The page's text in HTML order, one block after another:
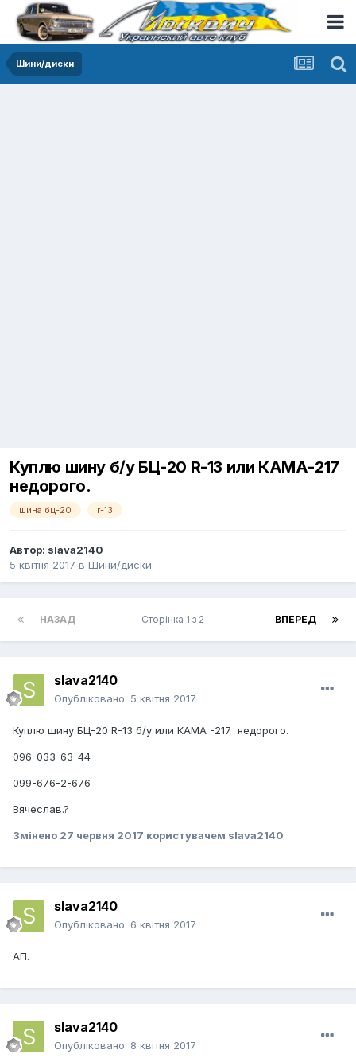
Шини/диски
Куплю шину б/у БЦ-20 R-13 или КАМА-217
недорого.
шина бц-20 r-13
Автор: slava2140
5 квітня 2017 в Шини/диски
НАЗАД ВПЕРЕД
Сторінка 1 з 2
slava2140
Опубліковано: 5 квітня 2017
Куплю шину БЦ-20 R-13 б/у или КАМА -217 недорого.
096-033-63-44
099-676-2-676
Вячеслав.?
Змінено 27 червня 2017 користувачем slava2140
slava2140
Опубліковано: 6 квітня 2017
АП.
slava2140
Опубліковано: 8 квітня 2017